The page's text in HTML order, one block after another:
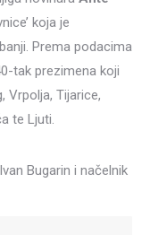
koja je
Prema podacima
tak prezimena koji
Vrpolja, Tijarice,
te Ljuti.
Bugarin i načelnik